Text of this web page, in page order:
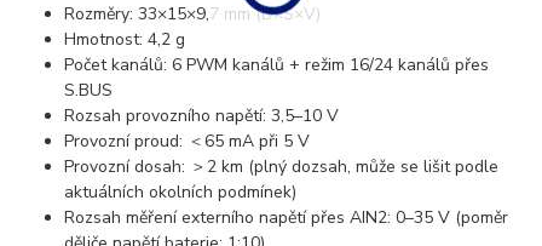
Rozměry: 33×15×9,7 mm (D×Š×V)
Hmotnost: 4,2 g
Počet kanálů: 6 PWM kanálů + režim 16/24 kanálů přes
S.BUS
Rozsah provozního napětí: 3,5–10 V
Provozní proud: ＜65 mA při 5 V
Provozní dosah: ＞2 km (plný dozsah, může se lišit podle
aktuálních okolních podmínek)
Rozsah měření externího napětí přes AIN2: 0–35 V (poměr